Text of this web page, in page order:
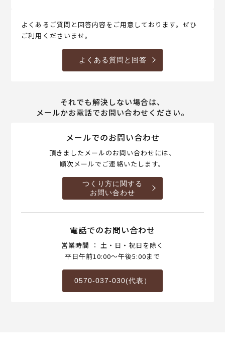
よくあるご質問と回答内容をご用意しております。ぜひ
ご利用くださいませ。
よくある質問と回答
それでも解決しない場合は、
メールかお電話でお問い合わせください。
メールでのお問い合わせ
頂きましたメールのお問い合わせには、
順次メールでご連絡いたします。
つくり方に関する
お問い合わせ
電話でのお問い合わせ
営業時間 ： 土・日・祝日を除く
平日午前10:00～午後5:00まで
0570-037-030(代表）